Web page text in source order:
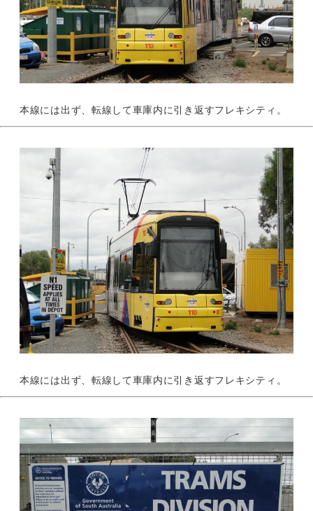
本線には出ず、転線して車庫内に引き返すフレキシティ。
本線には出ず、転線して車庫内に引き返すフレキシティ。